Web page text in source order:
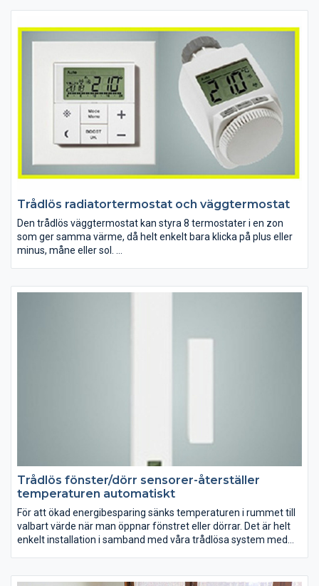
Trådlös radiatortermostat och väggtermostat
Den trådlös väggtermostat kan styra 8 termostater i en zon
som ger samma värme, då helt enkelt bara klicka på plus eller
minus, måne eller sol.
mobil styra temperaturen i hemmet: slå på eller av värmen vid
Trådlös fönster/dörr sensorer-återställer
temperaturen automatiskt
För att ökad energibesparing sänks temperaturen i rummet till
valbart värde när man öppnar fönstret eller dörrar. Det är helt
enkelt installation i samband med våra trådlösa system med